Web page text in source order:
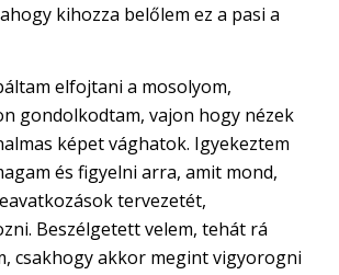
kihozza belőlem ez a pasi a
elfojtani a mosolyom,
gondolkodtam, vajon hogy nézek
képet vághatok. Igyekeztem
és figyelni arra, amit mond,
tervezetét,
Beszélgetett velem, tehát rá
csakhogy akkor megint vigyorogni